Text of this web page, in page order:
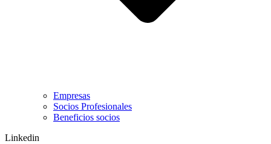
Empresas
Socios Profesionales
Beneficios socios
Linkedin